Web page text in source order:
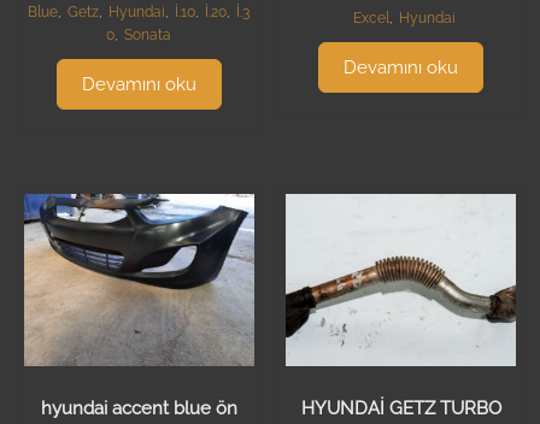
Blue, Getz, Hyundai, İ.10, İ.20,
İ.3
0, Sonata
Devamını oku
Excel, Hyundai
Devamını oku
hyundai accent blue ön
HYUNDAİ GETZ TURBO